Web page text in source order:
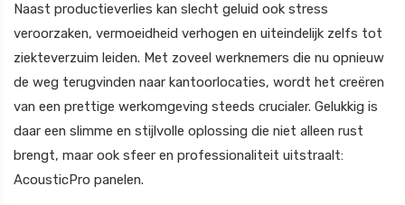
Naast productieverlies kan slecht geluid ook stress
veroorzaken, vermoeidheid verhogen en uiteindelijk zelfs tot
ziekteverzuim leiden. Met zoveel werknemers die nu opnieuw
de weg terugvinden naar kantoorlocaties, wordt het creëren
van een prettige werkomgeving steeds crucialer. Gelukkig is
daar een slimme en stijlvolle oplossing die niet alleen rust
brengt, maar ook sfeer en professionaliteit uitstraalt:
AcousticPro panelen.